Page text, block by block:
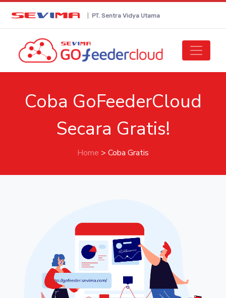
PT. Sentra Vidya Utama
Coba GoFeederCloud
Secara Gratis!
Home > Coba Gratis